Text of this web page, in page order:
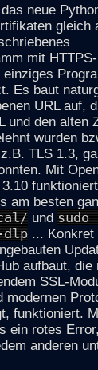
neue
gleich
mit
Es baut
URL auf,
und den alten
wurden
TLS 1.3,
Mit
am besten
und sudo
...
aufbaut,
SSL-
modernen
funktioniert.
ein rotes
anderen